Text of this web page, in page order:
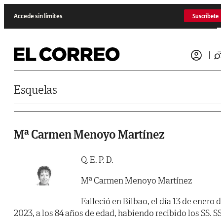
Accede sin límites Suscríbete
Esquelas
Mª Carmen Menoyo Martínez
Q. E. P. D.
Mª Carmen Menoyo Martínez
Falleció en Bilbao, el día 13 de enero
2023, a los 84 años de edad, habiendo recibido los SS.